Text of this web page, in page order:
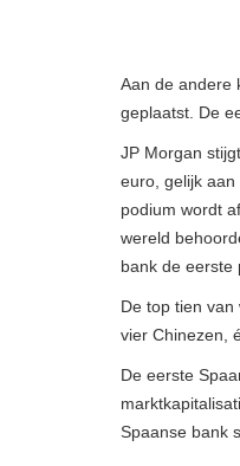
Aan de andere
geplaatst. De
JP Morgan
euro, gelijk
podium wordt
wereld
bank de eerste
De top tien van
vier Chinezen,
De eerste
Spaanse bank